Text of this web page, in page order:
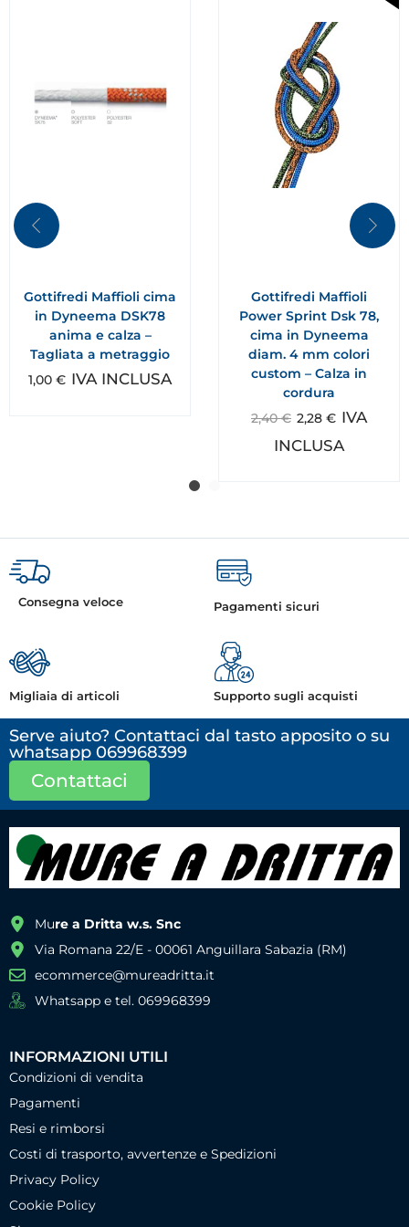
Gottifredi Maffioli cima
in Dyneema DSK78
anima e calza –
Tagliata a metraggio
1,00 € IVA INCLUSA
Gottifredi Maffioli
Power Sprint Dsk 78,
cima in Dyneema
diam. 4 mm colori
custom – Calza in
cordura
2,40€ 2,28 € IVA
INCLUSA
Consegna veloce Pagamenti sicuri
Migliaia di articoli Supporto sugli acquisti
Serve aiuto? Contattaci dal tasto apposito o su
whatsapp 069968399
Contattaci
Mure a Dritta w.s. Snc
Via Romana 22/E - 00061 Anguillara Sabazia (RM)
ecommerce@mureadritta.it
Whatsapp e tel. 069968399
INFORMAZIONI UTILI
Condizioni di vendita
Pagamenti
Resi e rimborsi
Costi di trasporto, avvertenze e Spedizioni
Privacy Policy
Cookie Policy